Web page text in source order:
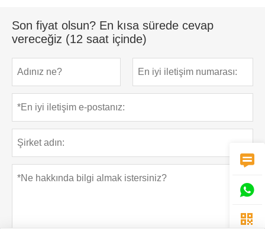
Son fiyat olsun? En kısa sürede cevap
vereceğiz (12 saat içinde)


